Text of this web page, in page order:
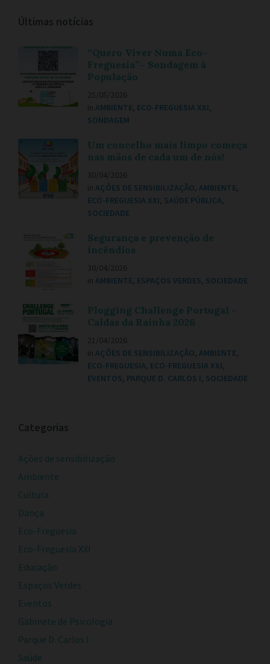
Últimas notícias
“Quero Viver Numa Eco-
Freguesia”– Sondagem à
População
25/05/2026
in AMBIENTE, ECO-FREGUESIA XXI ,
SONDAGEM
Um concelho mais limpo começa
nas mãos de cada um de nós!
30/04/2026
in AÇÕES DE SENSIBILIZAÇÃO, AMBIENTE,
ECO-FREGUESIA XXI , SAÚDE PÚBLICA,
SOCIEDADE
Segurança e prevenção de
incêndios
30/04/2026
in AMBIENTE, ESPAÇOS VERDES, SOCIEDADE
Plogging Challenge Portugal –
Caldas da Rainha 2026
21/04/2026
in AÇÕES DE SENSIBILIZAÇÃO, AMBIENTE,
ECO-FREGUESIA, ECO-FREGUESIA XXI ,
EVENTOS, PARQUE D. CARLOS I , SOCIEDADE
Categorias
Ações de sensibilização
Ambiente
Cultura
Dança
Eco-Freguesia
Eco-Freguesia XXI
Educação
Espaços Verdes
Eventos
Gabinete de Psicologia
Parque D. Carlos I
Saúde